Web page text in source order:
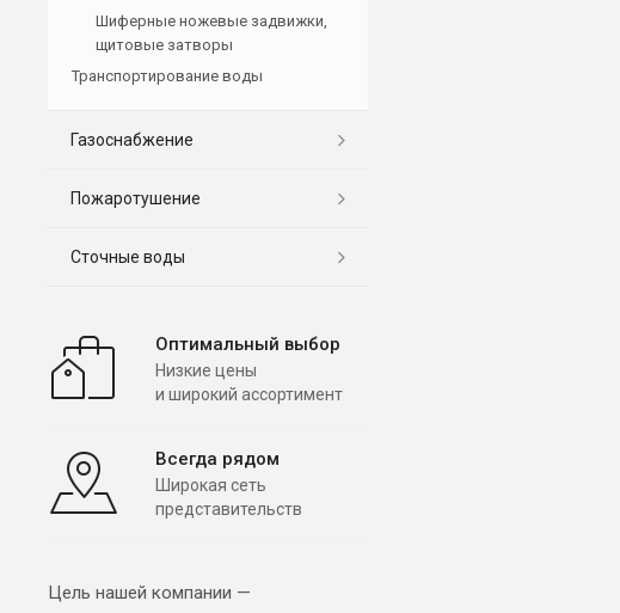
Шиферные ножевые задвижки,
щитовые затворы
Транспортирование воды
Газоснабжение
Пожаротушение
Сточные воды
Оптимальный выбор
Низкие цены
и широкий ассортимент
Всегда рядом
Широкая сеть
представительств
Цель нашей компании —